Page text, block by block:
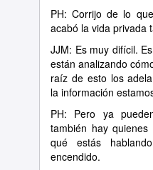
PH: Corrijo de lo
acabó la vida privada
JJM: Es muy difícil.
están analizando
raíz de esto los
la información
PH: Pero ya
también hay
qué estás
encendido.